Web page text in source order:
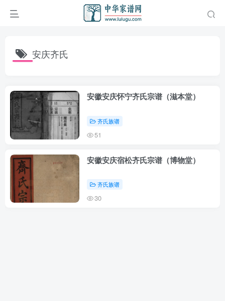
安庆齐氏
安徽安庆怀宁齐氏宗谱（滋本堂）
齐氏族谱
51
安徽安庆宿松齐氏宗谱（博物堂）
齐氏族谱
30